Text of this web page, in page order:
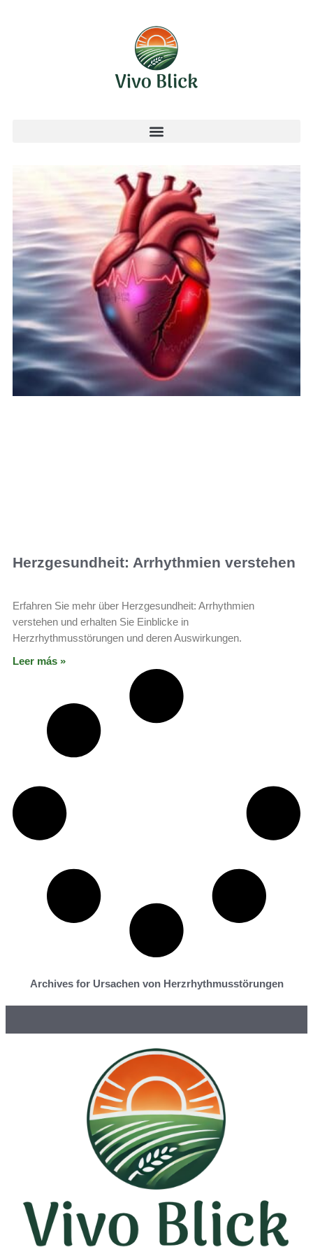
Herzgesundheit: Arrhythmien verstehen
Erfahren Sie mehr über Herzgesundheit: Arrhythmien
verstehen und erhalten Sie Einblicke in
Herzrhythmusstörungen und deren Auswirkungen.
Leer más »
Archives for Ursachen von Herzrhythmusstörungen